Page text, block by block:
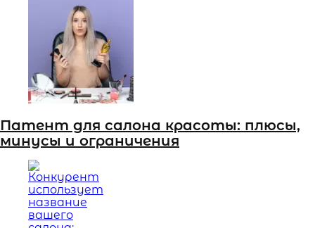
Патент для салона красоты: плюсы,
минусы и ограничения